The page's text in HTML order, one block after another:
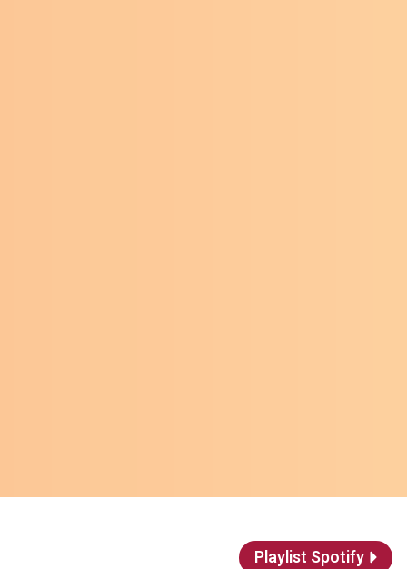
Playlist Spotify